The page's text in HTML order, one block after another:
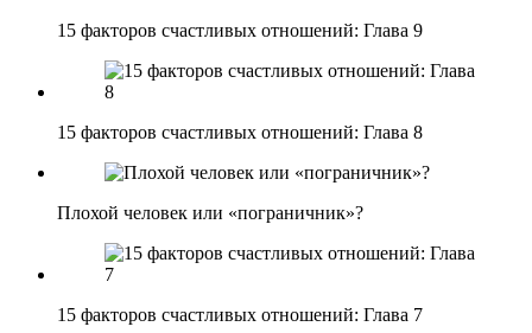
15 факторов счастливых отношений: Глава 9
15 факторов счастливых отношений: Глава 8
Плохой человек или «пограничник»?
15 факторов счастливых отношений: Глава 7